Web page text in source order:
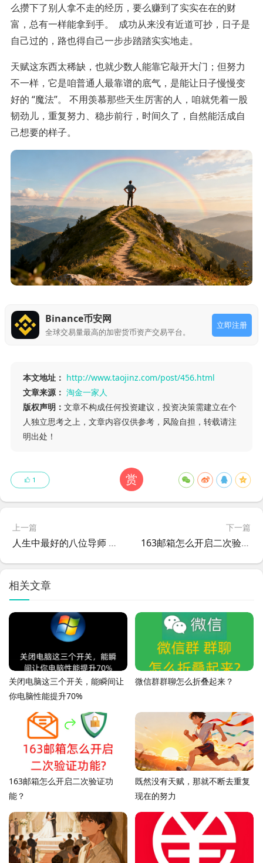
么攒下了别人拿不走的经历，要么赚到了实实在在的财
富，总有一样能拿到手。 成功从来没有近道可抄，日子是
自己过的，路也得自己一步步踏踏实实地走。
天赋这东西太稀缺，也就少数人能靠它敲开大门；但努力
不一样，它是咱普通人最靠谱的底气，是能让日子慢慢变
好的 “魔法”。 不用羡慕那些天生厉害的人，咱就凭着一股
韧劲儿，重复努力、稳步前行，时间久了，自然能活成自
己想要的样子。
Binance币安网
全球交易量最高的加密货币资产交易平台。
立即注册
本文地址： http://www.taojinz.com/post/456.html
文章来源： 淘金一家人
版权声明： 文章不构成任何投资建议，投资决策需建立在个
人独立思考之上，文章内容仅供参考，风险自担，转载请注
明出处！
赏
1
上一篇
人生中最好的八位导师 你遇到几个？
下一篇
163邮箱怎么开启二次验证功能？
相关文章
关闭电脑这三个开关，能瞬间让
你电脑性能提升70%
微信群群聊怎么折叠起来？
163邮箱怎么开启二次验证功
能？
既然没有天赋，那就不断去重复
现在的努力